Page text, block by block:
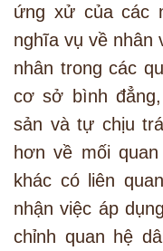
ứng xử của các
nghĩa vụ về nhân
nhân trong các
cơ sở bình
sản và tự chịu
hơn về mối
khác có liên
nhận việc áp
chỉnh quan hệ